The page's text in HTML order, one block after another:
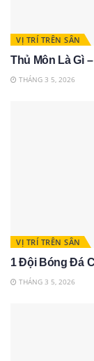
VỊ TRÍ TRÊN SÂN
Thủ Môn Là Gì
THÁNG 3 5, 2026
VỊ TRÍ TRÊN SÂN
1 Đội Bóng Đá
THÁNG 3 5, 2026